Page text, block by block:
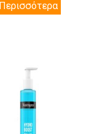
Περισσότερα